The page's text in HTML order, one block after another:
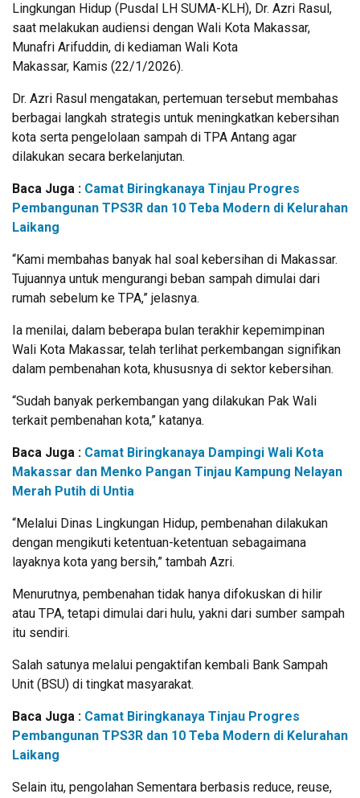
Lingkungan Hidup (Pusdal LH SUMA-KLH), Dr. Azri Rasul,
saat melakukan audiensi dengan Wali Kota Makassar,
Munafri Arifuddin, di kediaman Wali Kota
Makassar, Kamis (22/1/2026).
Dr. Azri Rasul mengatakan, pertemuan tersebut membahas
berbagai langkah strategis untuk meningkatkan kebersihan
kota serta pengelolaan sampah di TPA Antang agar
dilakukan secara berkelanjutan.
Baca Juga : Camat Biringkanaya Tinjau Progres
Pembangunan TPS3R dan 10 Teba Modern di Kelurahan
Laikang
“Kami membahas banyak hal soal kebersihan di Makassar.
Tujuannya untuk mengurangi beban sampah dimulai dari
rumah sebelum ke TPA,” jelasnya.
Ia menilai, dalam beberapa bulan terakhir kepemimpinan
Wali Kota Makassar, telah terlihat perkembangan signifikan
dalam pembenahan kota, khususnya di sektor kebersihan.
“Sudah banyak perkembangan yang dilakukan Pak Wali
terkait pembenahan kota,” katanya.
Baca Juga : Camat Biringkanaya Dampingi Wali Kota
Makassar dan Menko Pangan Tinjau Kampung Nelayan
Merah Putih di Untia
“Melalui Dinas Lingkungan Hidup, pembenahan dilakukan
dengan mengikuti ketentuan-ketentuan sebagaimana
layaknya kota yang bersih,” tambah Azri.
Menurutnya, pembenahan tidak hanya difokuskan di hilir
atau TPA, tetapi dimulai dari hulu, yakni dari sumber sampah
itu sendiri.
Salah satunya melalui pengaktifan kembali Bank Sampah
Unit (BSU) di tingkat masyarakat.
Baca Juga : Camat Biringkanaya Tinjau Progres
Pembangunan TPS3R dan 10 Teba Modern di Kelurahan
Laikang
Selain itu, pengolahan Sementara berbasis reduce, reuse,